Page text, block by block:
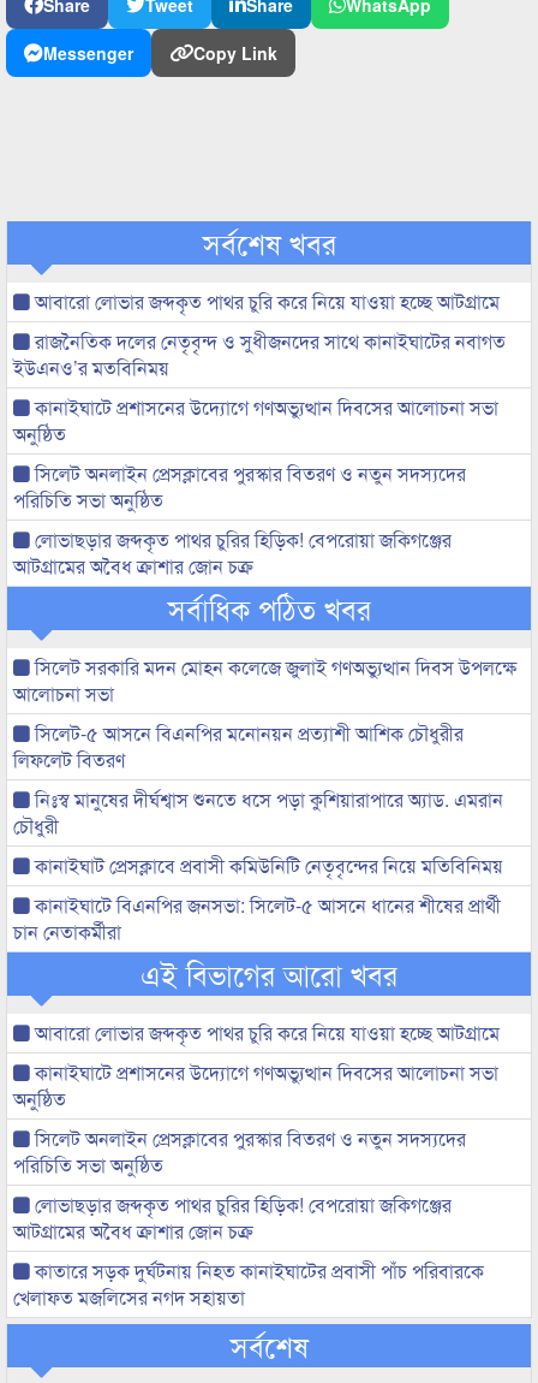
Share Tweet Share
WhatsApp
Messenger
Copy Link
সর্বশেষ খবর
আবারো লোভার জব্দকৃত পাথর চুরি করে নিয়ে যাওয়া হচ্ছে আটগ্রামে
রাজনৈতিক দলের নেতৃবৃন্দ ও সুধীজনদের সাথে কানাইঘাটের নবাগত
ইউএনও’র মতবিনিময়
কানাইঘাটে প্রশাসনের উদ্যোগে গণঅভ্যুত্থান দিবসের আলোচনা সভা
অনুষ্ঠিত
সিলেট অনলাইন প্রেসক্লাবের পুরস্কার বিতরণ ও নতুন সদস্যদের
পরিচিতি সভা অনুষ্ঠিত
লোভাছড়ার জব্দকৃত পাথর চুরির হিড়িক! বেপরোয়া জকিগঞ্জের
আটগ্রামের অবৈধ ক্রাশার জোন চক্র
সর্বাধিক পঠিত খবর
সিলেট সরকারি মদন মোহন কলেজে জুলাই গণঅভ্যুত্থান দিবস উপলক্ষে
আলোচনা সভা
সিলেট-৫ আসনে বিএনপির মনোনয়ন প্রত্যাশী আশিক চৌধুরীর
লিফলেট বিতরণ
নিঃস্ব মানুষের দীর্ঘশ্বাস শুনতে ধসে পড়া কুশিয়ারাপারে অ্যাড. এমরান
চৌধুরী
কানাইঘাট প্রেসক্লাবে প্রবাসী কমিউনিটি নেতৃবৃন্দের নিয়ে মতিবিনিময়
কানাইঘাটে বিএনপির জনসভা: সিলেট-৫ আসনে ধানের শীষের প্রার্থী
চান নেতাকর্মীরা
এই বিভাগের আরো খবর
আবারো লোভার জব্দকৃত পাথর চুরি করে নিয়ে যাওয়া হচ্ছে আটগ্রামে
কানাইঘাটে প্রশাসনের উদ্যোগে গণঅভ্যুত্থান দিবসের আলোচনা সভা
অনুষ্ঠিত
সিলেট অনলাইন প্রেসক্লাবের পুরস্কার বিতরণ ও নতুন সদস্যদের
পরিচিতি সভা অনুষ্ঠিত
লোভাছড়ার জব্দকৃত পাথর চুরির হিড়িক! বেপরোয়া জকিগঞ্জের
আটগ্রামের অবৈধ ক্রাশার জোন চক্র
কাতারে সড়ক দুর্ঘটনায় নিহত কানাইঘাটের প্রবাসী পাঁচ পরিবারকে
খেলাফত মজলিসের নগদ সহায়তা
সর্বশেষ